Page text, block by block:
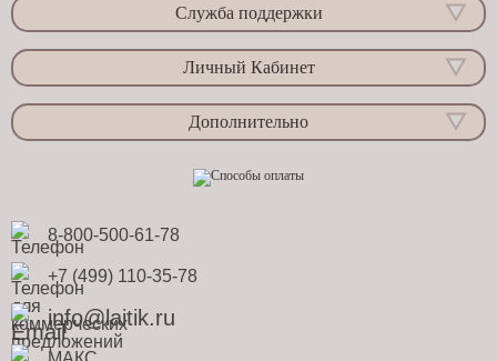
Служба поддержки
Личный Кабинет
Дополнительно
8-800-500-61-78
+7 (499) 110-35-78
info@laitik.ru